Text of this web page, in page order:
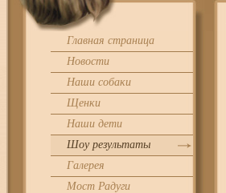
Главная страница
Новости
Наши собаки
Щенки
Наши дети
Шоу результаты
Галерея
Мост Радуги